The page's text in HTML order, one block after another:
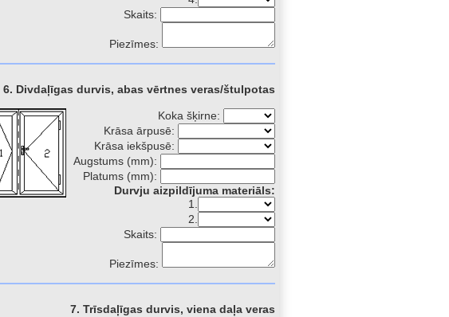
Skaits:
Piezīmes:
6. Divdaļīgas durvis, abas vērtnes veras/štulpotas
Koka šķirne:
Krāsa ārpusē:
Krāsa iekšpusē:
Augstums (mm):
Platums (mm):
Durvju aizpildījuma materiāls:
1.
2.
Skaits:
Piezīmes:
7. Trīsdaļīgas durvis, viena daļa veras